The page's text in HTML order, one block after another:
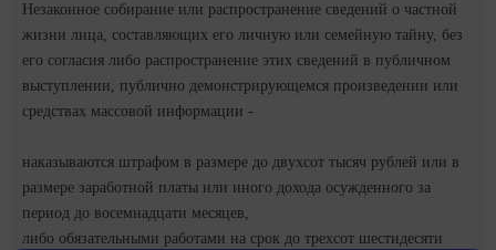
Незаконное собирание или распространение сведений о частной
жизни лица, составляющих его личную или семейную тайну, без
его согласия либо распространение этих сведений в публичном
выступлении, публично демонстрирующемся произведении или
средствах массовой информации -
наказываются штрафом в размере до двухсот тысяч рублей или в
размере заработной платы или иного дохода осужденного за
период до восемнадцати месяцев,
либо обязательными работами на срок до трехсот шестидесяти